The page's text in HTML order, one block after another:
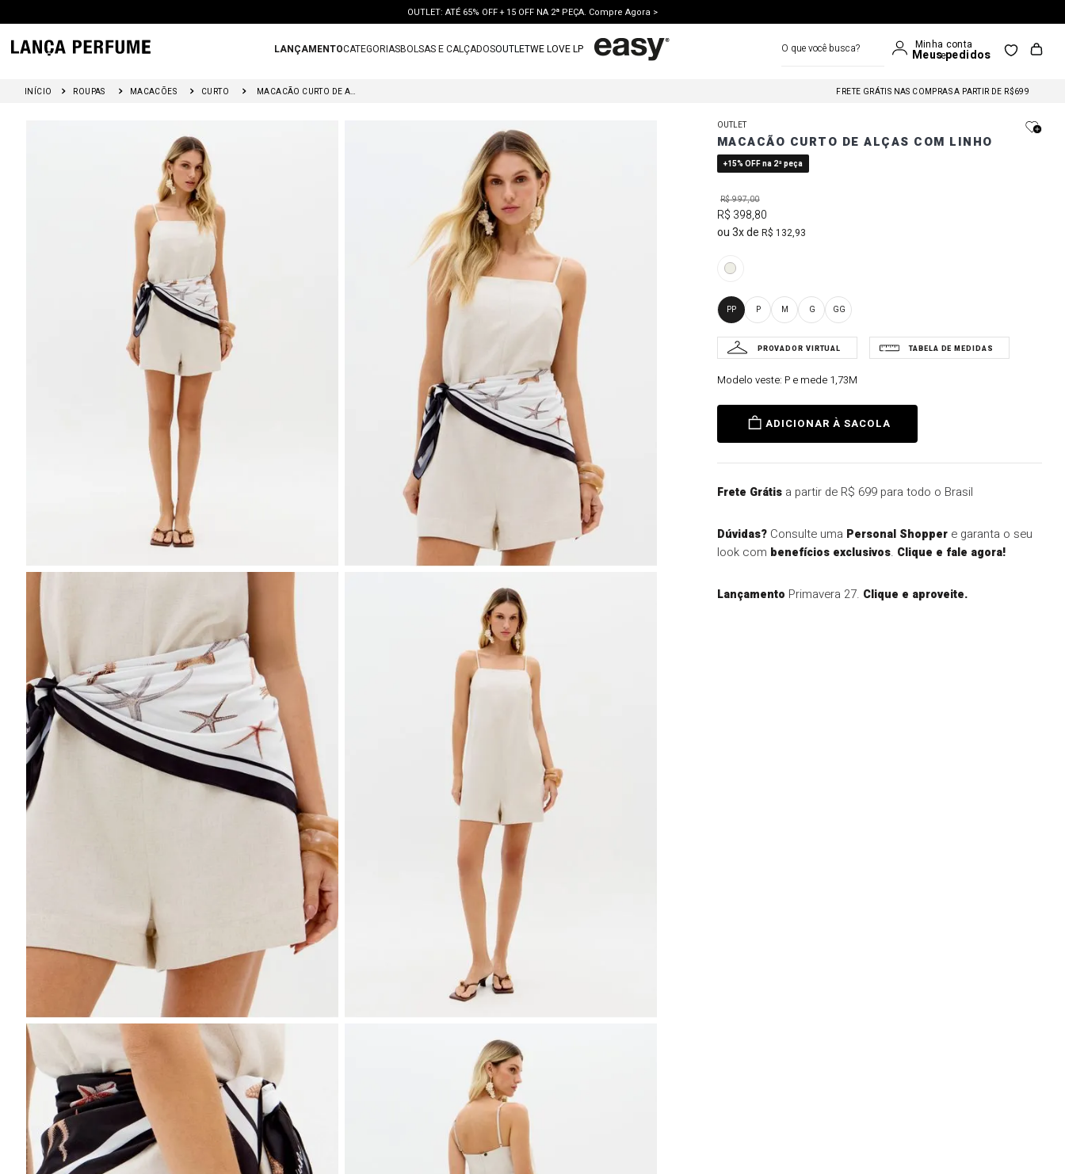
OUTLET: ATÉ 65% OFF + 15 OFF NA 2ª PEÇA. Compre Agora >
LANÇAMENTOCATEGORIASBOLSAS E CALÇADOSOUTLETWE LOVE LP
ROUPAS MACACÕES CURTO MACACÃO CURTO DE ALÇAS COM LINHO FRETE GRÁTIS NAS COMPRAS A PARTIR DE R$699
FRETE GRÁTIS NAS COMPRAS A PARTIR DE R$699
OUTLET
MACACÃO CURTO DE ALÇAS COM LINHO
+15% OFF na 2ª peça
R$997,00
R$ 398,80
3
R$ 132,93
PP P M G GG
Modelo veste: P e mede 1,73M
ADICIONAR À SACOLA
Frete Grátisa partir de R$ 699 para todo o Brasil
Dúvidas?Consulte uma Personal Shoppere garanta o seu
look com benefícios exclusivos. Clique e fale agora!
Lançamento Primavera 27. Clique e aproveite.
calca jeans
blusa
calca
6º
vestido curto
7º
bota
º
tenis
10